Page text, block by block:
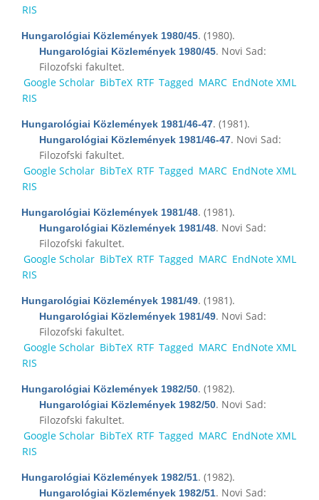
RIS
Hungarológiai Közlemények 1980/45. (1980).
Hungarológiai Közlemények 1980/45. Novi Sad:
Filozofski fakultet.
Google Scholar BibTeX RTF Tagged MARC EndNote XML
RIS
Hungarológiai Közlemények 1981/46-47. (1981).
Hungarológiai Közlemények 1981/46-47. Novi Sad:
Filozofski fakultet.
Google Scholar BibTeX RTF Tagged MARC EndNote XML
RIS
Hungarológiai Közlemények 1981/48. (1981).
Hungarológiai Közlemények 1981/48. Novi Sad:
Filozofski fakultet.
Google Scholar BibTeX RTF Tagged MARC EndNote XML
RIS
Hungarológiai Közlemények 1981/49. (1981).
Hungarológiai Közlemények 1981/49. Novi Sad:
Filozofski fakultet.
Google Scholar BibTeX RTF Tagged MARC EndNote XML
RIS
Hungarológiai Közlemények 1982/50. (1982).
Hungarológiai Közlemények 1982/50. Novi Sad:
Filozofski fakultet.
Google Scholar BibTeX RTF Tagged MARC EndNote XML
RIS
Hungarológiai Közlemények 1982/51. (1982).
Hungarológiai Közlemények 1982/51. Novi Sad: